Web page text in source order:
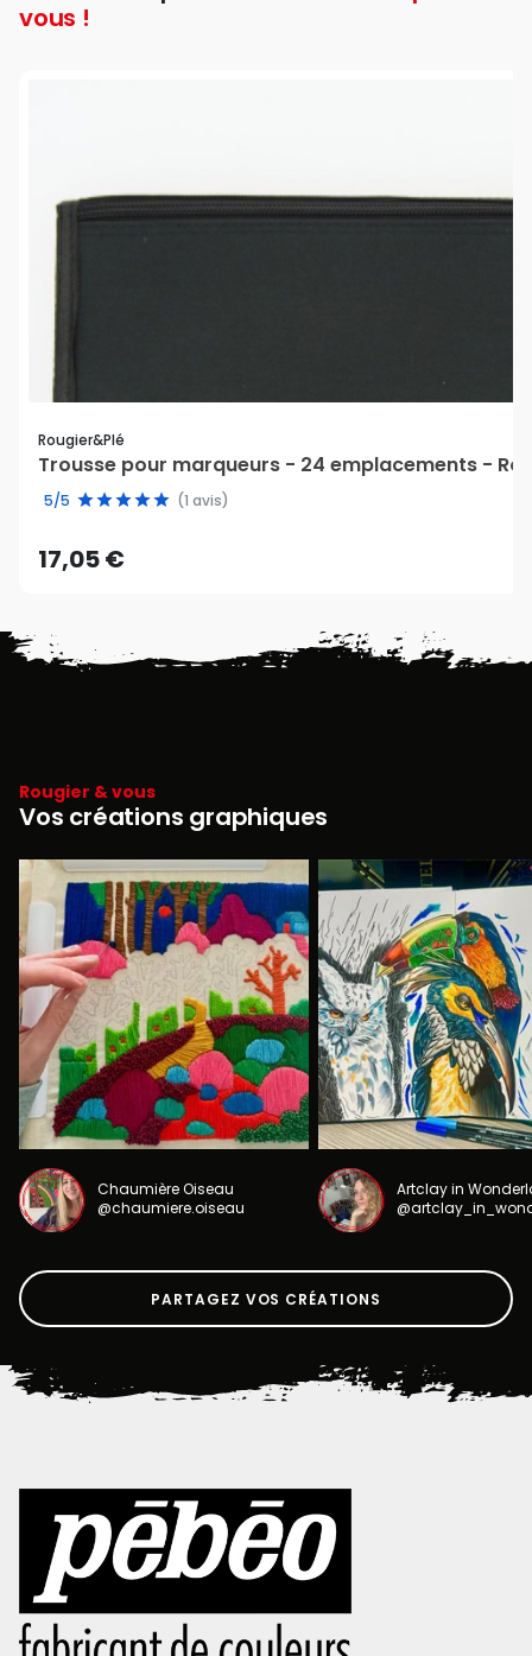
vous !
Rougier&plé
Trousse pour marqueurs - 24 emplacements -
5/5 (1 avis)
17,05 €
Rougier & vous
Vos créations graphiques
Chaumière Oiseau
@chaumiere.oiseau
Artclay in
PARTAGEZ VOS CRÉATIONS